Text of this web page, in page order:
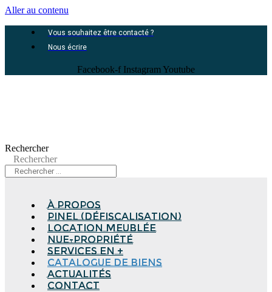
Aller au contenu
Vous souhaitez être contacté ?
Nous écrire
Facebook-f Instagram Youtube
Rechercher
Rechercher
à propos
Pinel (Défiscalisation)
Location meublée
Nue-propriété
Services en +
Catalogue de biens
Actualités
Contact